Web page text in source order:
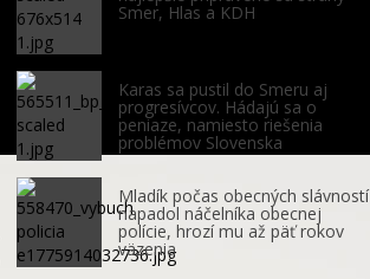
Smer, Hlas a KDH
Karas sa pustil do Smeru aj
progresívcov. Hádajú sa o
peniaze, namiesto riešenia
problémov Slovenska
Mladík počas obecných slávností
napadol náčelníka obecnej
polície, hrozí mu až päť rokov
väzenia